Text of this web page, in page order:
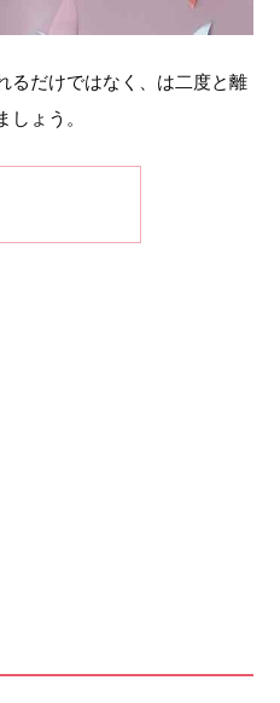
るだけではなく、は二度と離
ょう。